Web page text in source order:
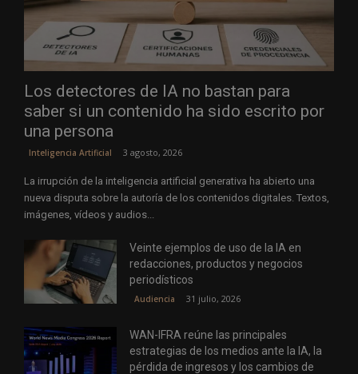
Los detectores de IA no bastan para
saber si un contenido ha sido escrito por
una persona
Inteligencia Artificial 3 agosto, 2026
La irrupción de la inteligencia artificial generativa ha abierto una
nueva disputa sobre la autoría de los contenidos digitales. Textos,
imágenes, vídeos y audios...
Veinte ejemplos de uso de la IA en
redacciones, productos y negocios
periodísticos
Audiencia 31 julio, 2026
WAN-IFRA reúne las principales
estrategias de los medios ante la IA, la
pérdida de ingresos y los cambios de